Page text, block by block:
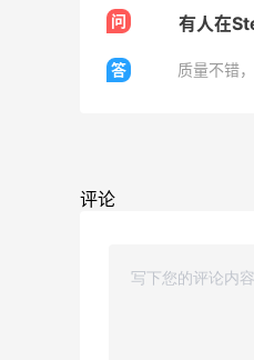
问 有人在
答 质量不错
评论
08月05日